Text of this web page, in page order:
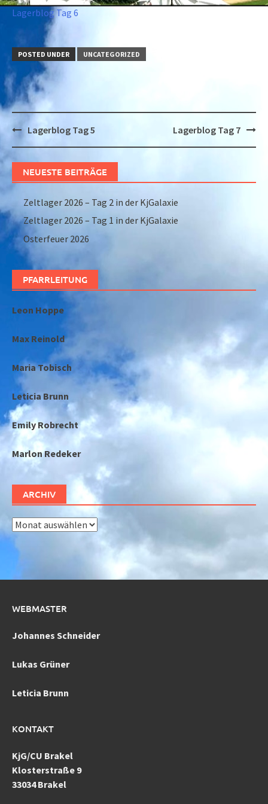
Lagerblog Tag 6
POSTED UNDER UNCATEGORIZED
Post
navigation
Lagerblog Tag 5 Lagerblog Tag 7
NEUESTE BEITRÄGE
Zeltlager 2026 – Tag 2 in der KjGalaxie
Zeltlager 2026 – Tag 1 in der KjGalaxie
Osterfeuer 2026
PFARRLEITUNG
Leon Hoppe
Max Reinold
Maria Tobisch
Leticia Brunn
Emily Robrecht
Marlon Redeker
ARCHIV
Archiv
WEBMASTER
Johannes Schneider
Lukas Grüner
Leticia Brunn
KONTAKT
KjG/CU Brakel
Klosterstraße 9
33034 Brakel